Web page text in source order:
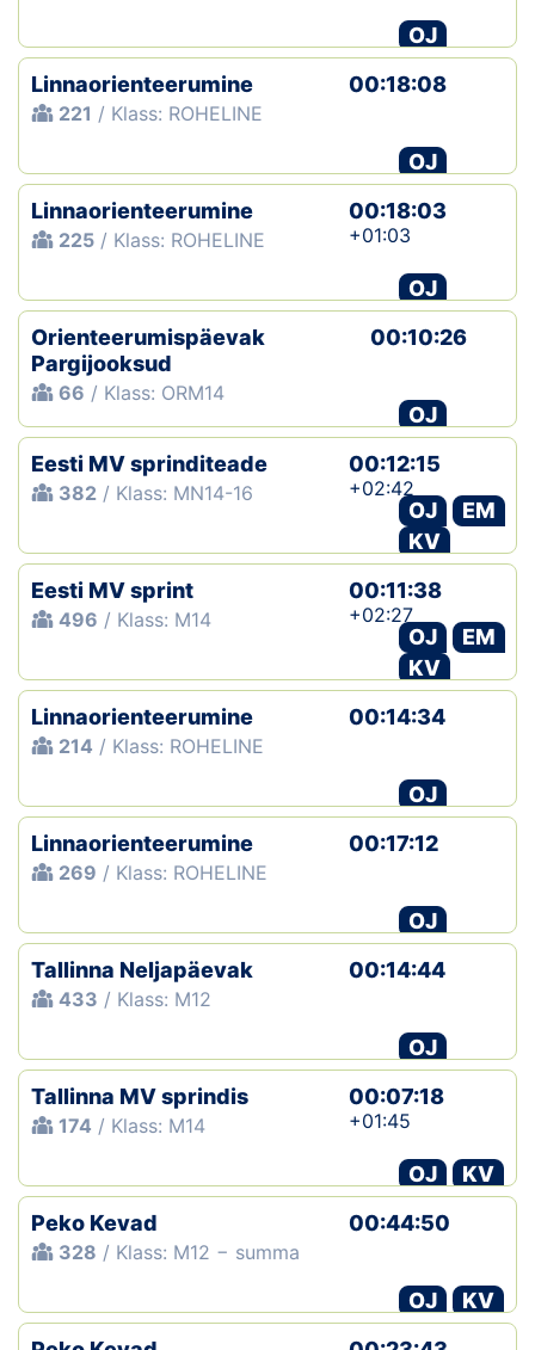
OJ
Linnaorienteerumine
221 / Klass: ROHELINE
00:18:08
OJ
Linnaorienteerumine
225 / Klass: ROHELINE
00:18:03
+01:03
OJ
Orienteerumispäevak
Pargijooksud
66 / Klass: ORM14
00:10:26
OJ
Eesti MV sprinditeade
382 / Klass: MN14-16
00:12:15
+02:42
OJ
EM
KV
Eesti MV sprint
496 / Klass: M14
00:11:38
+02:27
OJ
EM
KV
Linnaorienteerumine
214 / Klass: ROHELINE
00:14:34
OJ
Linnaorienteerumine
269 / Klass: ROHELINE
00:17:12
OJ
Tallinna Neljapäevak
433 / Klass: M12
00:14:44
OJ
Tallinna MV sprindis
174 / Klass: M14
00:07:18
+01:45
OJ
KV
Peko Kevad
328 / Klass: M12 − summa
00:44:50
OJ
KV